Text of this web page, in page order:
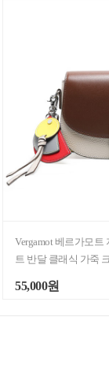
Vergamot 베르가모트
트 반달 클래식 가죽
55,000원